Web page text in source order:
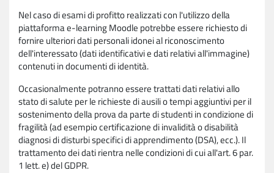
Nel caso di esami di profitto realizzati con l'utilizzo della
piattaforma e-learning Moodle potrebbe essere richiesto di
fornire ulteriori dati personali idonei al riconoscimento
dell'interessato (dati identificativi e dati relativi all'immagine)
contenuti in documenti di identità.
Occasionalmente potranno essere trattati dati relativi allo
stato di salute per le richieste di ausili o tempi aggiuntivi per il
sostenimento della prova da parte di studenti in condizione di
fragilità (ad esempio certificazione di invalidità o disabilità
diagnosi di disturbi specifici di apprendimento (DSA), ecc.). Il
trattamento dei dati rientra nelle condizioni di cui all'art. 6 par.
1 lett. e) del GDPR.